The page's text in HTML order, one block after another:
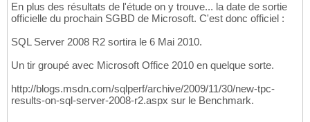
En plus des résultats de l'étude on y trouve... la date de sortie
officielle du prochain SGBD de Microsoft. C'est donc officiel :
SQL Server 2008 R2 sortira le 6 Mai 2010.
Un tir groupé avec Microsoft Office 2010 en quelque sorte.
http://blogs.msdn.com/sqlperf/archive/2009/11/30/new-tpc-
results-on-sql-server-2008-r2.aspx sur le Benchmark.